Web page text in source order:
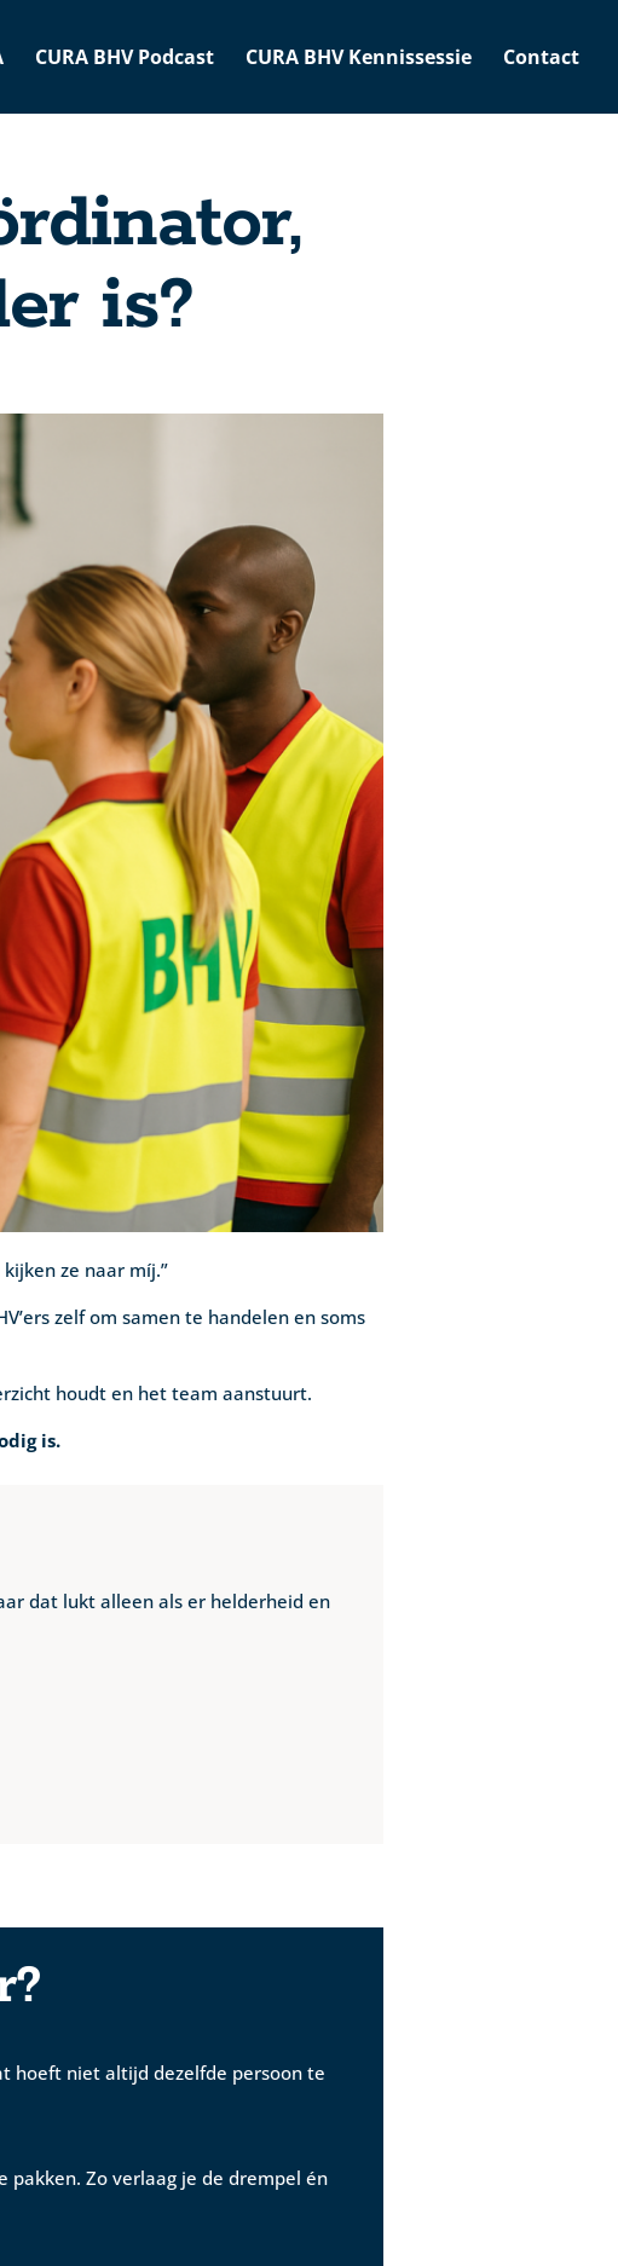
CURA BHV Podcast CURA BHV Kennissessie Contact
is?
ze naar míj.”
zelf om samen te handelen en soms
houdt en het team aanstuurt.
is.
dat lukt alleen als er helderheid en
hoeft niet altijd dezelfde persoon te
Zo verlaag je de drempel én